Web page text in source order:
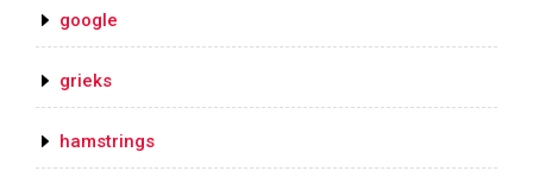
google
grieks
hamstrings